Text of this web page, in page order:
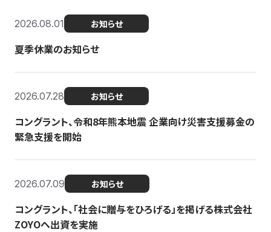
2026.08.01 お知らせ
夏季休業のお知らせ
2026.07.28 お知らせ
コングラント、令和8年熊本地震 企業向け災害支援募金の
緊急支援を開始
2026.07.09 お知らせ
コングラント、「社会に贈与をひろげる」を掲げる株式会社
ZOYOへ出資を実施